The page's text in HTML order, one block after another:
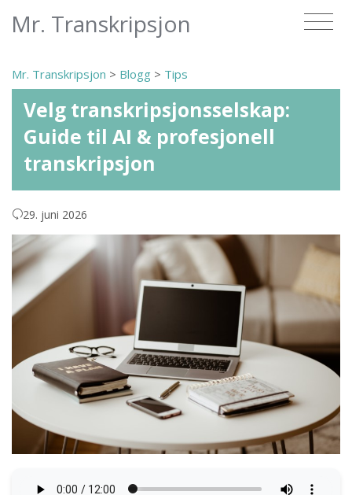
Mr. Transkripsjon
Mr. Transkripsjon > Blogg > Tips
Velg transkripsjonsselskap:
Guide til AI & profesjonell
transkripsjon
29. juni 2026